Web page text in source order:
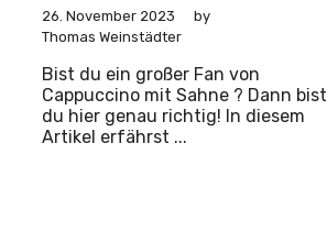
26. November 2023
by
Thomas Weinstädter
Bist du ein großer Fan von
Cappuccino mit Sahne ? Dann bist
du hier genau richtig! In diesem
Artikel erfährst ...